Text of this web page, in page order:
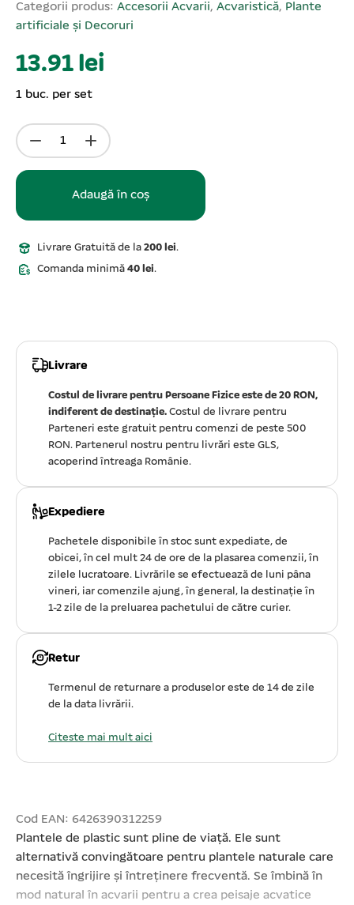
Categorii produs: Accesorii Acvarii, Acvaristică, Plante
artificiale și Decoruri
13.91 lei
1 buc. per set
Adaugă în coș
Livrare Gratuită de la 200 lei.
Comanda minimă 40 lei.
Livrare
Costul de livrare pentru Persoane Fizice este de 20 RON,
indiferent de destinație. Costul de livrare pentru
Parteneri este gratuit pentru comenzi de peste 500
RON. Partenerul nostru pentru livrări este GLS,
acoperind întreaga Românie.
Expediere
Pachetele disponibile în stoc sunt expediate, de
obicei, în cel mult 24 de ore de la plasarea comenzii, în
zilele lucratoare. Livrările se efectuează de luni pâna
vineri, iar comenzile ajung, în general, la destinație în
1-2 zile de la preluarea pachetului de către curier.
Retur
Termenul de returnare a produselor este de 14 de zile
de la data livrării.
Citeste mai mult aici
Cod EAN: 6426390312259
Plantele de plastic sunt pline de viață. Ele sunt
alternativă convingătoare pentru plantele naturale care
necesită îngrijire și întreținere frecventă. Se îmbină în
mod natural în acvarii pentru a crea peisaje acvatice